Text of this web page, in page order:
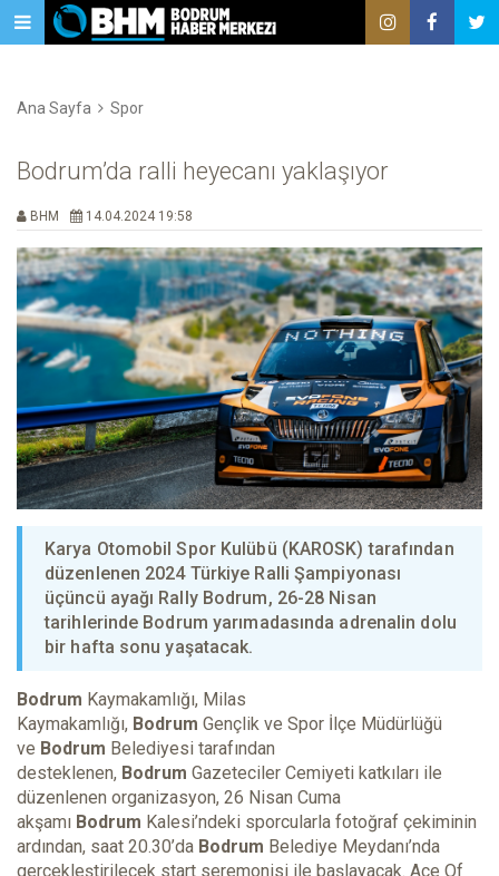
Ana Sayfa Spor
Bodrum’da ralli heyecanı yaklaşıyor
BHM 14.04.2024 19:58
Karya Otomobil Spor Kulübü (KAROSK) tarafından
düzenlenen 2024 Türkiye Ralli Şampiyonası
üçüncü ayağı Rally Bodrum, 26-28 Nisan
tarihlerinde Bodrum yarımadasında adrenalin dolu
bir hafta sonu yaşatacak.
Bodrum Kaymakamlığı, Milas
Kaymakamlığı, Bodrum Gençlik ve Spor İlçe Müdürlüğü
ve Bodrum Belediyesi tarafından
desteklenen, Bodrum Gazeteciler Cemiyeti katkıları ile
düzenlenen organizasyon, 26 Nisan Cuma
akşamı Bodrum Kalesi’ndeki sporcularla fotoğraf çekiminin
ardından, saat 20.30’da Bodrum Belediye Meydanı’nda
gerçekleştirilecek start seremonisi ile başlayacak. Ace Of